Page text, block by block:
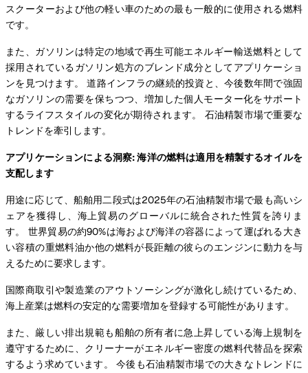
スクーターおよび他の軽い車のための最も一般的に使用される燃料
です。
また、ガソリンは特定の地域で再生可能エネルギー輸送燃料として
採用されているガソリン処方のブレンド成分としてアプリケーショ
ンを見つけます。 道路インフラの継続的投資と、今後数年間で強固
なガソリンの需要を保ちつつ、増加した個人モーター化をサポート
するライフスタイルの変化が期待されます。 石油精製市場で重要な
トレンドを牽引します。
アプリケーションによる洞察: 海洋の燃料は適用を精製するオイルを
支配します
用途に応じて、船舶用二段式は2025年の石油精製市場で最も高いシ
ェアを獲得し、海上貿易のグローバルに統合された性質を誇りま
す。 世界貿易の約90%は海および海洋の容器によって運ばれる大き
い容積の重燃料油か他の燃料が長距離の彼らのエンジンに動力を与
えるために要求します。
国際商取引や製造業のアウトソーシングが激化し続けているため、
海上産業は燃料の安定的な需要増加を登録する可能性があります。
また、厳しい排出規範も船舶の所有者に急上昇している海上規制を
遵守するために、クリーナーがエネルギー密度の燃料代替品を探索
するよう求めています。 今後も石油精製市場での大きなトレンドに